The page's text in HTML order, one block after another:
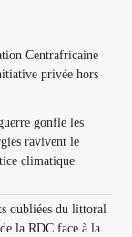
Centrafricaine
privée hors
gonfle les
ravivent le
climatique
oubliées du littoral
la RDC face à la